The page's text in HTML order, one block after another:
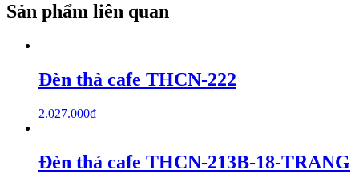
Sản phẩm liên quan
Đèn thả cafe THCN-222
2.027.000₫
Đèn thả cafe THCN-213B-18-TRANG